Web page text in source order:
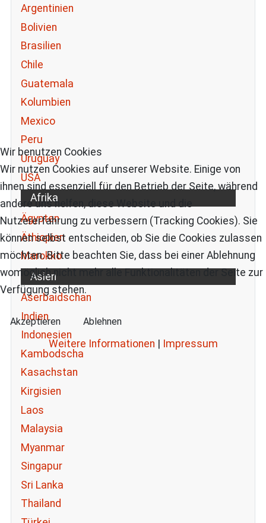
Argentinien
Bolivien
Brasilien
Chile
Guatemala
Kolumbien
Mexico
Peru
Uruguay
USA
Afrika
Ägypten
Äthiopien
Marokko
Asien
Aserbaidschan
Indien
Indonesien
Kambodscha
Kasachstan
Kirgisien
Laos
Malaysia
Myanmar
Singapur
Sri Lanka
Thailand
Wir benutzen Cookies
Wir nutzen Cookies auf unserer Website. Einige von
ihnen sind essenziell für den Betrieb der Seite, während
andere uns helfen, diese Website und die
Nutzererfahrung zu verbessern (Tracking Cookies). Sie
können selbst entscheiden, ob Sie die Cookies zulassen
möchten. Bitte beachten Sie, dass bei einer Ablehnung
womöglich nicht mehr alle Funktionalitäten der Seite zur
Verfügung stehen.
Akzeptieren Ablehnen
Weitere Informationen | Impressum